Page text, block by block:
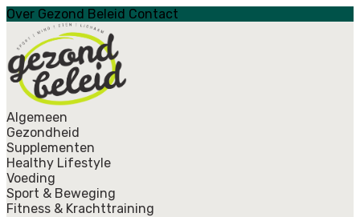
Over Gezond Beleid Contact
Algemeen
Gezondheid
Supplementen
Healthy Lifestyle
Voeding
Sport & Beweging
Fitness & Krachttraining